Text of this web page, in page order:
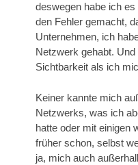
deswegen habe ich
den Fehler gemacht,
Unternehmen, ich
Netzwerk gehabt.
Sichtbarkeit als ich
Keiner kannte mich
Netzwerks, was ich
hatte oder mit einigen
früher schon, selbst
ja, mich auch